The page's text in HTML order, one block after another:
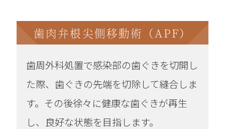
歯肉弁根尖側移動術（APF）
歯周外科処置で感染部の歯ぐきを切開し
た際、歯ぐきの先端を切除して縫合しま
す。その後徐々に健康な歯ぐきが再生
し、良好な状態を目指します。